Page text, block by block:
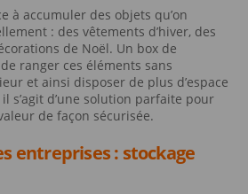
à accumuler des objets qu’on
: des vêtements d’hiver, des
de Noël. Un box de
ranger ces éléments sans
et ainsi disposer de plus d’espace
s’agit d’une solution parfaite pour
de façon sécurisée.
entreprises : stockage